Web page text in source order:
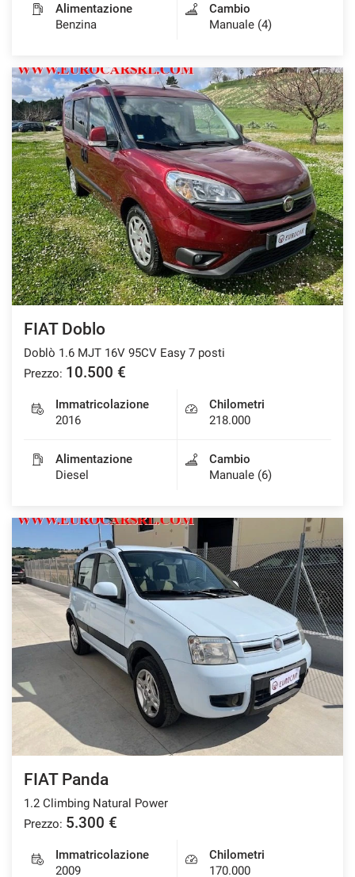
Alimentazione
Benzina
Cambio
Manuale (4)
FIAT Doblo
Doblò 1.6 MJT 16V 95CV Easy 7 posti
Prezzo: 10.500 €
Immatricolazione
2016
Chilometri
218.000
Alimentazione
Diesel
Cambio
Manuale (6)
FIAT Panda
1.2 Climbing Natural Power
Prezzo: 5.300 €
Immatricolazione
2009
Chilometri
170.000